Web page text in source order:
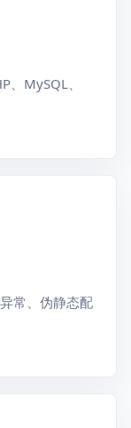
MySQL、
常、伪静态配